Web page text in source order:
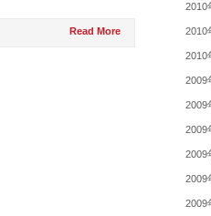
Read More
2010
2010
2010
2009
2009
2009
2009
2009
2009